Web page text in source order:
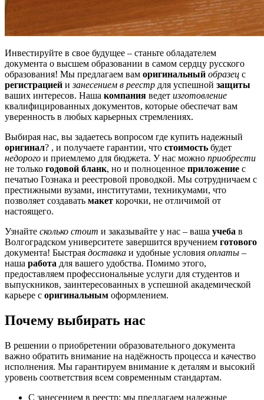
Инвестируйте в свое будущее – станьте обладателем
документа о высшем образовании в самом сердцу русского
образования! Мы предлагаем вам оригинальный образец с
регистрацией изанесением в реестр для успешной защиты
ваших интересов. Наша компания ведет изготовление
квалифицированных документов, которые обеспечат вам
уверенность в любых карьерных стремлениях.
Выбирая нас, вы задаетесь вопросом где купить надежный
оригинал? , и получаете гарантии, что стоимость будет
недорого и приемлемо для бюджета. У нас можно приобрести
не только годовой бланк, но и полноценное приложение с
печатью Гознака и реестровой проводкой. Мы сотрудничаем с
престижными вузами, институтами, техникумами, что
позволяет создавать макет корочки, не отличимой от
настоящего.
Узнайте сколько стоит и заказывайте у нас – ваша учеба в
Волгоградском университете завершится вручением готового
документа! Быстрая доставка и удобные условия оплаты –
наша работа для вашего удобства. Помимо этого,
предоставляем профессиональные услуги для студентов и
выпускников, заинтересованных в успешной академической
карьере с оригинальным оформлением.
Почему выбирать нас
В решении о приобретении образовательного документа
важно обратить внимание на надёжность процесса и качество
исполнения. Мы гарантируем внимание к деталям и высокий
уровень соответствия всем современным стандартам.
С занесением в реестр: мы предлагаем надежные